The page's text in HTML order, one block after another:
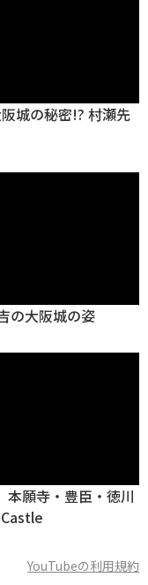
城の秘密!? 村瀬先
の大阪城の姿
願寺・豊臣・徳川
YouTubeの利用規約